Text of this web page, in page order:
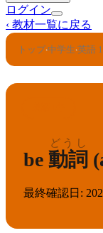
ログイン
‹ 教材一覧に戻る
トップ›中学生›英語
be 動詞
どうし
最終確認日 :